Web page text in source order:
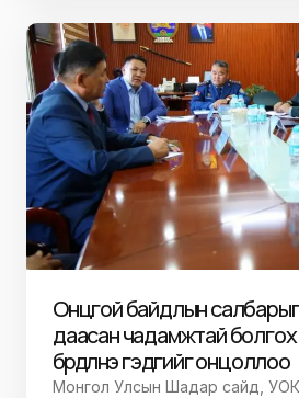
Онцгой байдлын салбарыг
даасан чадамжтай болгох
бүрдүүлнэ гэдгийг онцоллоо
Монгол Улсын Шадар сайд,